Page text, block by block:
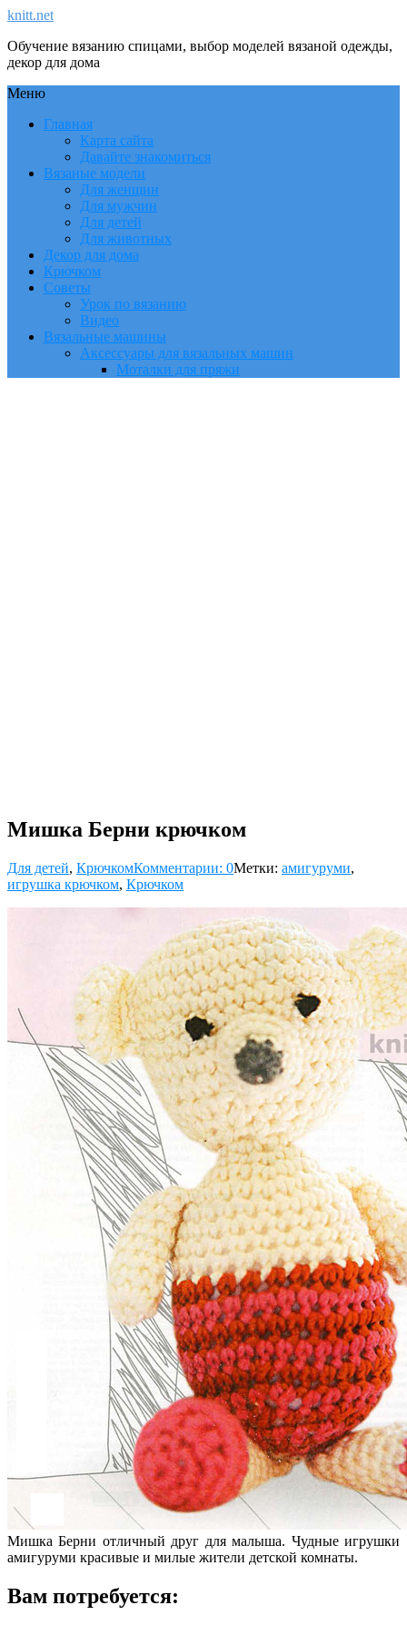
knitt.net
Обучение вязанию спицами, выбор моделей вязаной одежды,
декор для дома
Меню
Главная
Карта сайта
Давайте знакомиться
Вязаные модели
Для женщин
Для мужчин
Для детей
Для животных
Декор для дома
Крючком
Советы
Урок по вязанию
Видео
Вязальные машины
Аксессуары для вязальных машин
Моталки для пряжи
Мишка Берни крючком
Для детей, КрючкомКомментарии: 0Метки: амигуруми,
игрушка крючком, Крючком
Мишка Берни отличный друг для малыша. Чудные игрушки
амигуруми красивые и милые жители детской комнаты.
Вам потребуется: